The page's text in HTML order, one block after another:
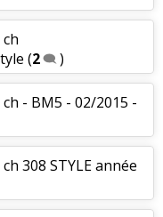
(2 )
- BM5 - 02/2015 -
308 STYLE année